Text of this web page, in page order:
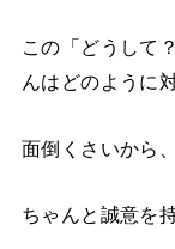
この「どうして
んはどのように
面倒くさいから
ちゃんと誠意を